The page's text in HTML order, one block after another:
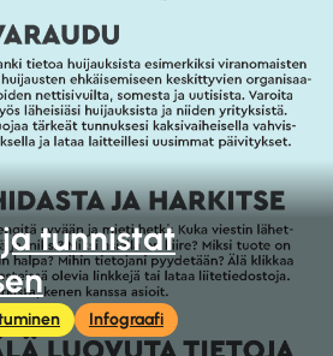
tunnistat
Infograafi